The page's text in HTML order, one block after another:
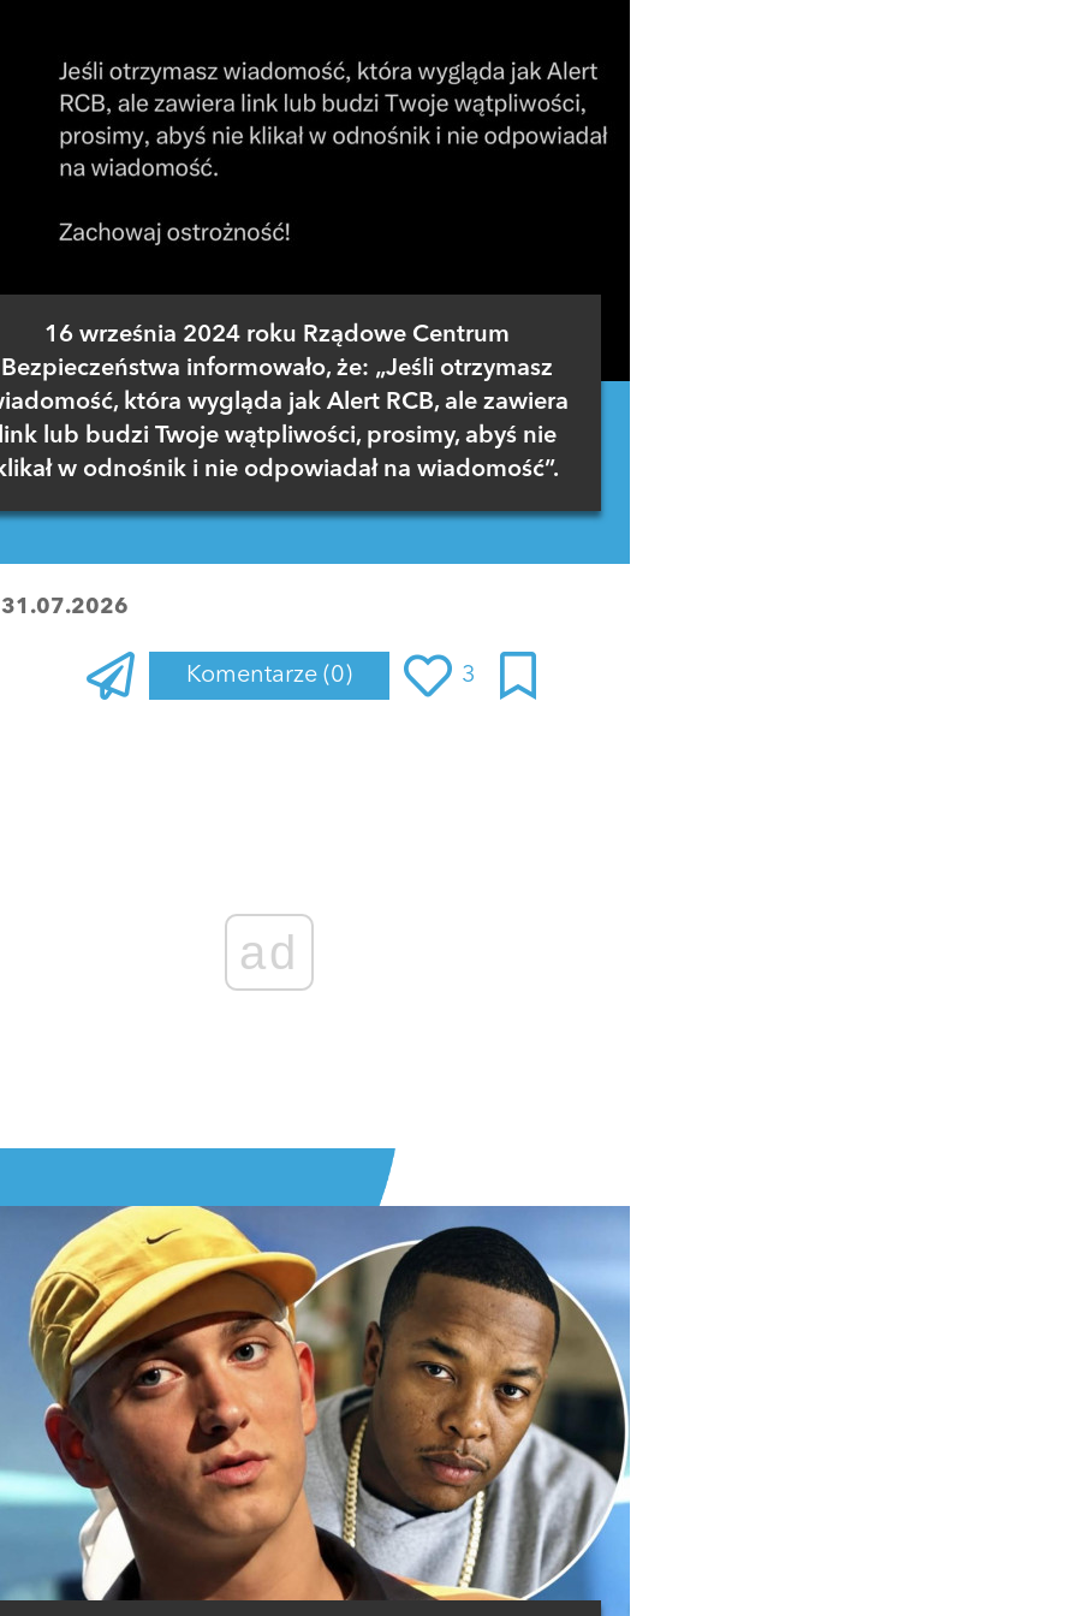
16 września 2024 roku Rządowe Centrum
Bezpieczeństwa informowało, że: „Jeśli otrzymasz
która wygląda jak Alert RCB, ale zawiera
lub budzi Twoje wątpliwości, prosimy, abyś nie
w odnośnik i nie odpowiadał na wiadomość”.
31.07.2026
Komentarze (0) 3
ad